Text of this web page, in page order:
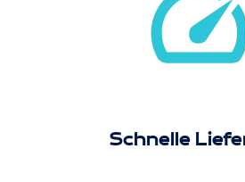
Schnelle